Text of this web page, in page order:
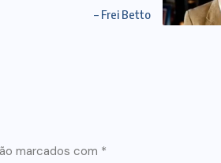
– Frei Betto
marcados com *